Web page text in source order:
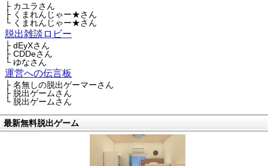
├ カユラさん
├ くまれんじゃー★さん
└ くまれんじゃー★さん
脱出雑談ロビー
├ dEyXさん
├ CDDeさん
└ ゆなさん
運営への伝言板
├ 名無しの脱出ゲーマーさん
├ 脱出ゲームさん
└ 脱出ゲームさん
最新無料脱出ゲーム